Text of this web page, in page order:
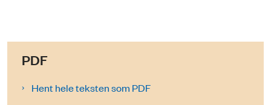
PDF
Hent hele teksten som PDF